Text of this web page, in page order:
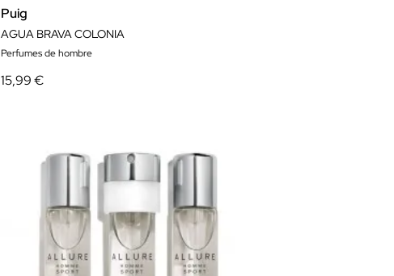
Puig
AGUA BRAVA COLONIA
Perfumes de hombre
15,99 €